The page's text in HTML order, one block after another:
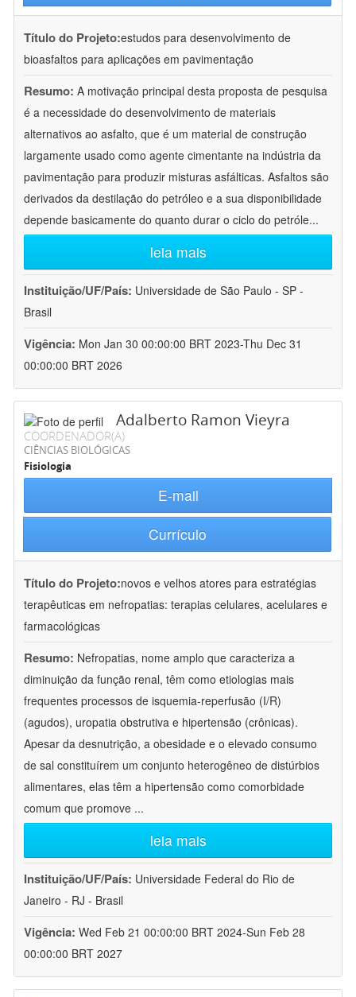
Título do Projeto:estudos para desenvolvimento de
bioasfaltos para aplicações em pavimentação
Resumo: A motivação principal desta proposta de pesquisa
é a necessidade do desenvolvimento de materiais
alternativos ao asfalto, que é um material de construção
largamente usado como agente cimentante na indústria da
pavimentação para produzir misturas asfálticas. Asfaltos são
derivados da destilação do petróleo e a sua disponibilidade
depende basicamente do quanto durar o ciclo do petróle...
leia mais
Instituição/UF/País: Universidade de São Paulo - SP -
Brasil
Vigência: Mon Jan 30 00:00:00 BRT 2023-Thu Dec 31
00:00:00 BRT 2026
Adalberto Ramon Vieyra
COORDENADOR(A)
CIÊNCIAS BIOLÓGICAS
Fisiologia
E-mail
Currículo
Título do Projeto:novos e velhos atores para estratégias
terapêuticas em nefropatias: terapias celulares, acelulares e
farmacológicas
Resumo: Nefropatias, nome amplo que caracteriza a
diminuição da função renal, têm como etiologias mais
frequentes processos de isquemia-reperfusão (I/R)
(agudos), uropatia obstrutiva e hipertensão (crônicas).
Apesar da desnutrição, a obesidade e o elevado consumo
de sal constituírem um conjunto heterogêneo de distúrbios
alimentares, elas têm a hipertensão como comorbidade
comum que promove ...
leia mais
Instituição/UF/País: Universidade Federal do Rio de
Janeiro - RJ - Brasil
Vigência: Wed Feb 21 00:00:00 BRT 2024-Sun Feb 28
00:00:00 BRT 2027